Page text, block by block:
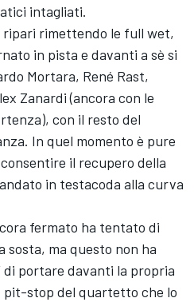
intagliati.
rimettendo le full wet,
in pista e davanti a sè si
Mortara, René Rast,
Zanardi (ancora con le
con il resto del
In quel momento è pure
il recupero della
in testacoda alla curva
fermato ha tentato di
sosta, ma questo non ha
di portare davanti la propria
pit-stop del quartetto che lo